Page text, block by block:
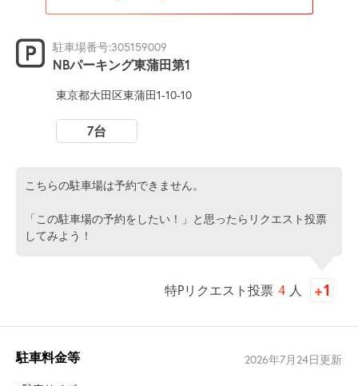
駐車場番号:305159009
NBパーキング東蒲田第1
東京都大田区東蒲田1-10-10
7台
こちらの駐車場は予約できません。
「この駐車場の予約をしたい！」と思ったらリクエスト投票
してみよう！
特Pリクエスト投票 4 人
駐車料金等 2026年7月24日更新